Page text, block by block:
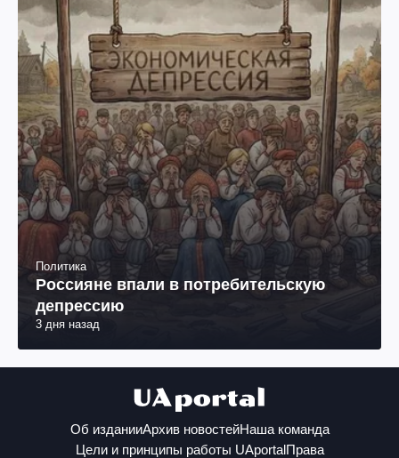
Политика
Россияне впали в потребительскую
депрессию
3 дня назад
Об изданииАрхив новостейНаша команда
Цели и принципы работы UAportalПрава